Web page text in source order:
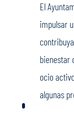
El
impulsar
bienestar
ocio
algunas